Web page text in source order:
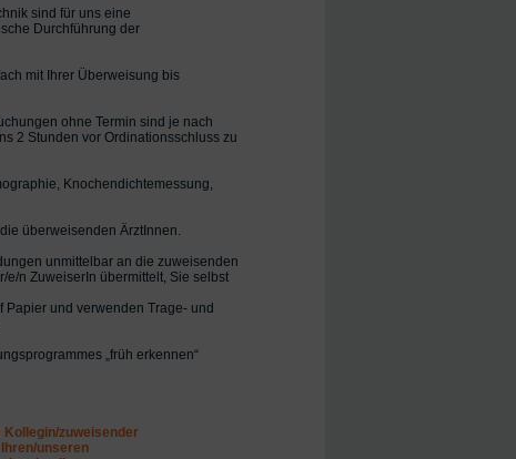
sind für uns eine
Durchführung der
mit Ihrer Überweisung bis
ohne Termin sind je nach
2 Stunden vor Ordinationsschluss zu
Knochendichtemessung,
überweisenden ÄrztInnen.
unmittelbar an die zuweisenden
n ZuweiserIn übermittelt, Sie selbst
und verwenden Trage- und
„früh erkennen“
Kollegin/zuweisender
unseren